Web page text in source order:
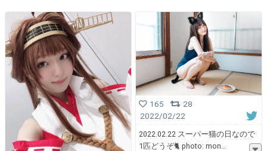
165
28
2022/02/22
2022.02.22 スーパー猫の日なので
1匹どうぞ🐈 photo: mon